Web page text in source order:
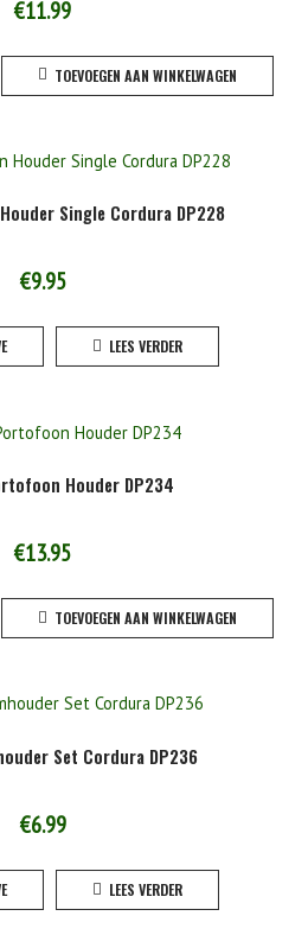
€11.99
TOEVOEGEN AAN WINKELWAGEN
Single Cordura DP228
€9.95
LEES VERDER
Houder DP234
€13.95
TOEVOEGEN AAN WINKELWAGEN
Set Cordura DP236
€6.99
LEES VERDER